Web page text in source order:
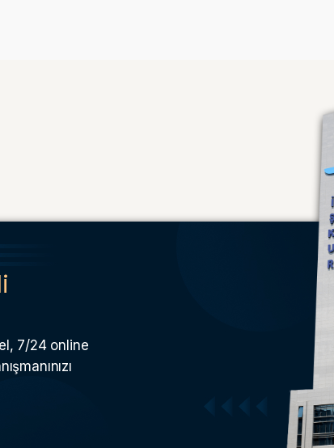
7/24 online